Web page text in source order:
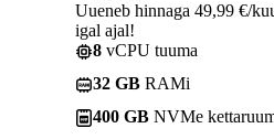
Uueneb hinnaga 49,99 €/
igal ajal!
8 vCPU tuuma
32 GB RAMi
400 GB NVMe